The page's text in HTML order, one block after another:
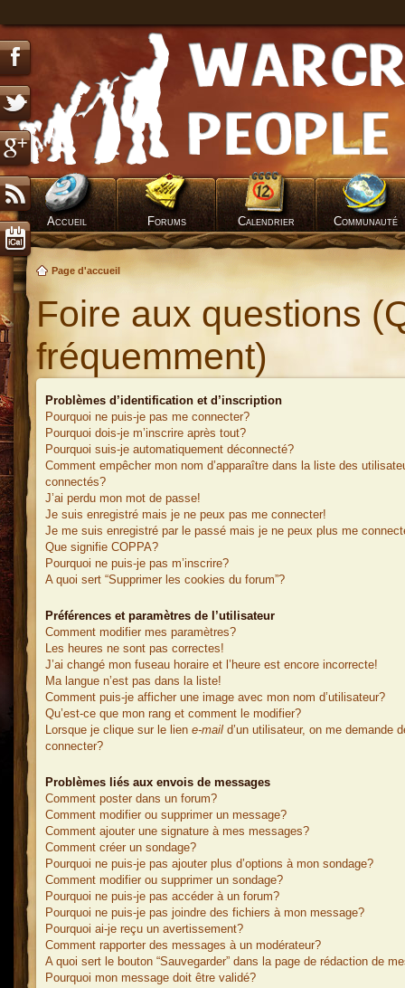
Accueil Forums Calendrier Communauté
Page d'accueil
Foire aux questions
fréquemment)
Problèmes d’identification et d’inscription
Pourquoi ne puis-je pas me connecter?
Pourquoi dois-je m’inscrire après tout?
Pourquoi suis-je automatiquement déconnecté?
Comment empêcher mon nom d’apparaître dans la liste des
connectés?
J’ai perdu mon mot de passe!
Je suis enregistré mais je ne peux pas me connecter!
Je me suis enregistré par le passé mais je ne peux plus me
Que signifie COPPA?
Pourquoi ne puis-je pas m’inscrire?
A quoi sert “Supprimer les cookies du forum”?
Préférences et paramètres de l’utilisateur
Comment modifier mes paramètres?
Les heures ne sont pas correctes!
J’ai changé mon fuseau horaire et l’heure est encore incorrecte!
Ma langue n’est pas dans la liste!
Comment puis-je afficher une image avec mon nom d’utilisateur?
Qu’est-ce que mon rang et comment le modifier?
Lorsque je clique sur le lien e-mail d’un utilisateur, on me demande
connecter?
Problèmes liés aux envois de messages
Comment poster dans un forum?
Comment modifier ou supprimer un message?
Comment ajouter une signature à mes messages?
Comment créer un sondage?
Pourquoi ne puis-je pas ajouter plus d’options à mon sondage?
Comment modifier ou supprimer un sondage?
Pourquoi ne puis-je pas accéder à un forum?
Pourquoi ne puis-je pas joindre des fichiers à mon message?
Pourquoi ai-je reçu un avertissement?
Comment rapporter des messages à un modérateur?
A quoi sert le bouton “Sauvegarder” dans la page de rédaction de
Pourquoi mon message doit être validé?